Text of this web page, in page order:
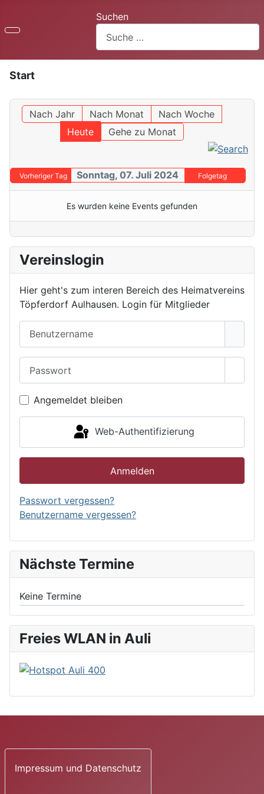
Suchen
Start
Nach Jahr Nach Monat
Nach Woche
Heute
Gehe zu Monat
Vorheriger Tag Sonntag, 07. Juli 2024 Folgetag
Es wurden keine Events gefunden
Vereinslogin
Hier geht's zum interen Bereich des Heimatvereins
Töpferdorf Aulhausen. Login für Mitglieder
Angemeldet bleiben
Web-Authentifizierung
Anmelden
Passwort vergessen?
Benutzername vergessen?
Nächste Termine
Keine Termine
Freies WLAN in Auli
Impressum und Datenschutz